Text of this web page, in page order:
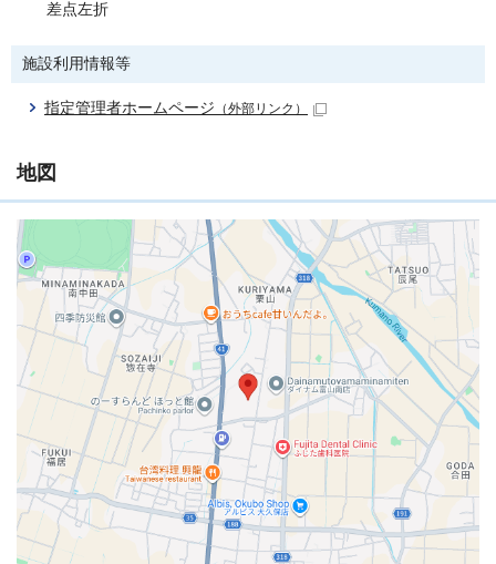
差点左折
施設利用情報等
指定管理者ホームページ （外部リンク）
地図